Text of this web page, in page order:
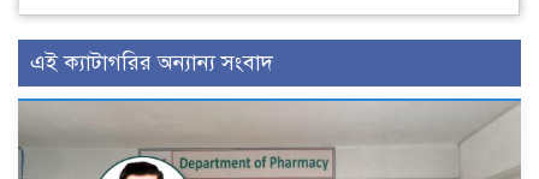
এই ক্যাটাগরির অন্যান্য সংবাদ